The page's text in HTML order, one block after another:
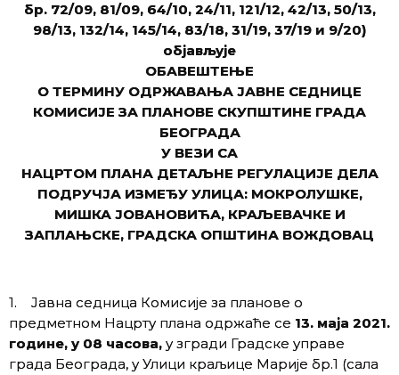
бр. 72/09, 81/09, 64/10, 24/11, 121/12, 42/13, 50/13,
98/13, 132/14, 145/14, 83/18, 31/19, 37/19 и 9/20)
објављује
ОБАВЕШТЕЊЕ
О ТЕРМИНУ ОДРЖАВАЊА ЈАВНЕ СЕДНИЦЕ
КОМИСИЈЕ ЗА ПЛАНОВЕ СКУПШТИНЕ ГРАДА
БЕОГРАДА
У ВЕЗИ СА
НАЦРТОМ ПЛАНА ДЕТАЉНЕ РЕГУЛАЦИЈЕ ДЕЛА
ПОДРУЧЈА ИЗМЕЂУ УЛИЦА: МОКРОЛУШКЕ,
МИШКА ЈОВАНОВИЋА, КРАЉЕВАЧКЕ И
ЗАПЛАЊСКЕ, ГРАДСКА ОПШТИНА ВОЖДОВАЦ
1. Јавна седница Комисије за планове о
предметном Нацрту плана одржаће се 13. маја 2021.
године, у 08 часова, у згради Градске управе
града Београда, у Улици краљице Марије бр.1 (сала